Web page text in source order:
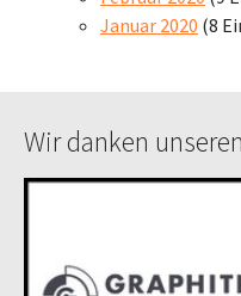
Januar 2020 (8
Wir danken